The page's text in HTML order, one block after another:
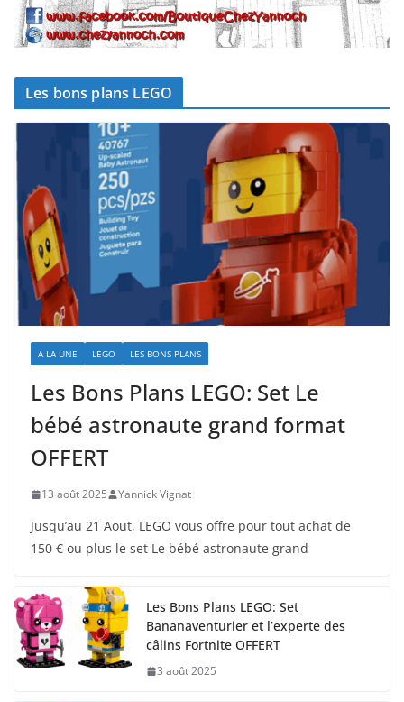
Les bons plans LEGO
A LA UNE LEGO LES BONS PLANS
Les Bons Plans LEGO: Set Le
bébé astronaute grand format
OFFERT
13 août 2025 Yannick Vignat
Jusqu’au 21 Aout, LEGO vous offre pour tout achat de
150 € ou plus le set Le bébé astronaute grand
Les Bons Plans LEGO: Set
Bananaventurier et l’experte des
câlins Fortnite OFFERT
3 août 2025